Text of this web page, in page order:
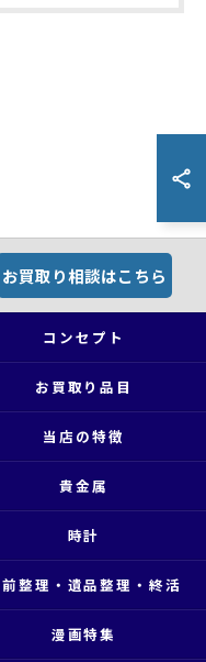
お買取り相談はこちら
コンセプト
お買取り品目
当店の特徴
貴金属
時計
整理・遺品整理・終活
漫画特集